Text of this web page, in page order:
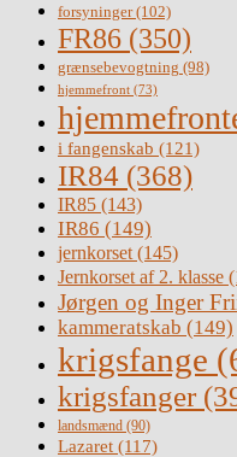
forsyninger(102)
FR86 (350)
grænsebevogtning (98)
hjemmefront (73)
i fangenskab (121)
IR84 (368)
IR85 (143)
IR86 (149)
jernkorset(145)
Jernkorset af 2. klasse
Jørgen og Inger
kammeratskab (149)
krigsfange
krigsfanger
landsmænd (90)
Lazaret (117)